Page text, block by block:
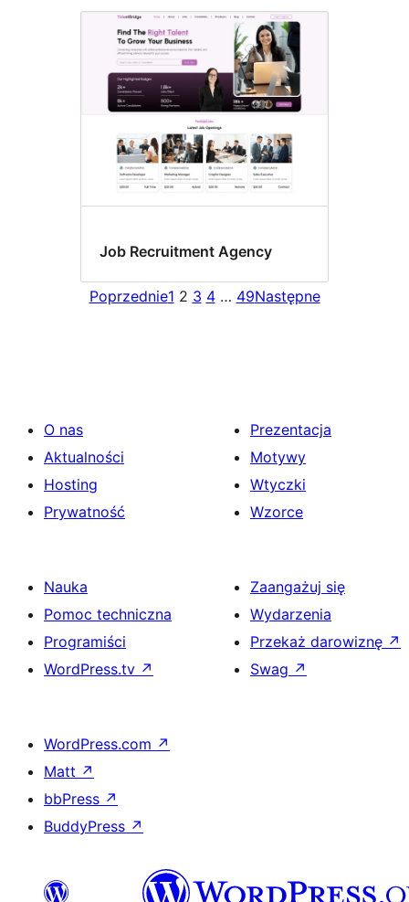
Job Recruitment Agency
Poprzednie1 2 3 4 … 49Następne
O nas
Aktualności
Hosting
Prywatność
Prezentacja
Motywy
Wtyczki
Wzorce
Nauka
Pomoc techniczna
Programiści
WordPress.tv ↗
Zaangażuj się
Wydarzenia
Przekaż darowiznę ↗
Swag ↗
WordPress.com ↗
Matt ↗
bbPress ↗
BuddyPress ↗